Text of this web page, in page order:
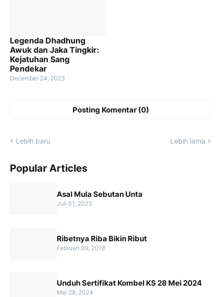
Legenda Dhadhung
Awuk dan Jaka Tingkir:
Kejatuhan Sang
Pendekar
December 24, 2023
Posting Komentar (0)
Lebih baru Lebih lama
Popular Articles
Asal Mula Sebutan Unta
Juli 01, 2023
Ribetnya Riba Bikin Ribut
Februari 09, 2018
Unduh Sertifikat Kombel KS 28 Mei 2024
Mei 28, 2024